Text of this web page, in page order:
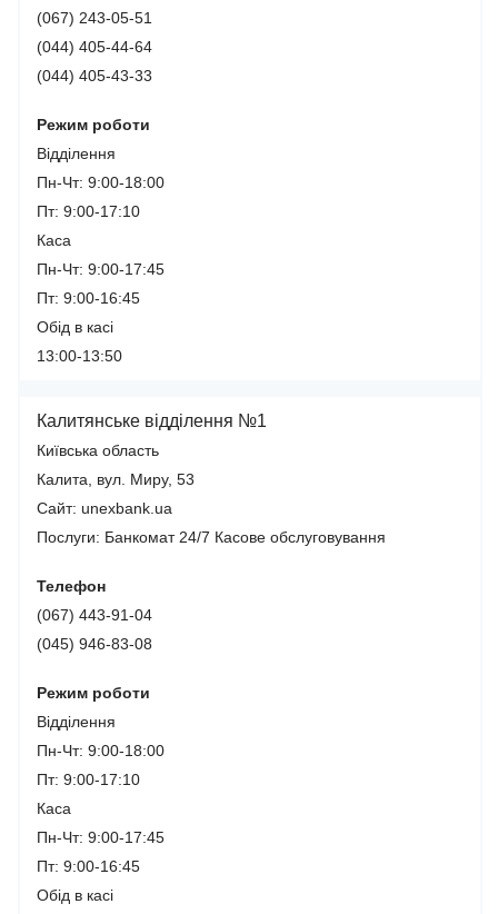
(067) 243-05-51
(044) 405-44-64
(044) 405-43-33
Режим роботи
Відділення
Пн-Чт: 9:00-18:00
Пт: 9:00-17:10
Каса
Пн-Чт: 9:00-17:45
Пт: 9:00-16:45
Обід в касі
13:00-13:50
Калитянське відділення №1
Київська область
Калита, вул. Миру, 53
Сайт: unexbank.ua
Послуги: Банкомат 24/7 Касове обслуговування
Телефон
(067) 443-91-04
(045) 946-83-08
Режим роботи
Відділення
Пн-Чт: 9:00-18:00
Пт: 9:00-17:10
Каса
Пн-Чт: 9:00-17:45
Пт: 9:00-16:45
Обід в касі